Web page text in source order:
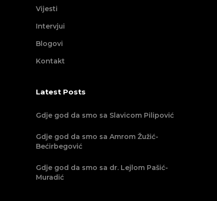
Vijesti
Intervjui
Blogovi
Kontakt
Latest Posts
Gdje god da smo sa Slavicom Pilipović
Gdje god da smo sa Amrom Žužić-
Bećirbegović
Gdje god da smo sa dr. Lejlom Pašić-
Muradić